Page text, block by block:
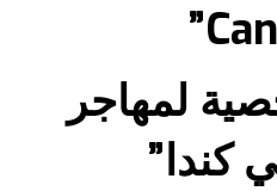
لمهاجر
كندا”